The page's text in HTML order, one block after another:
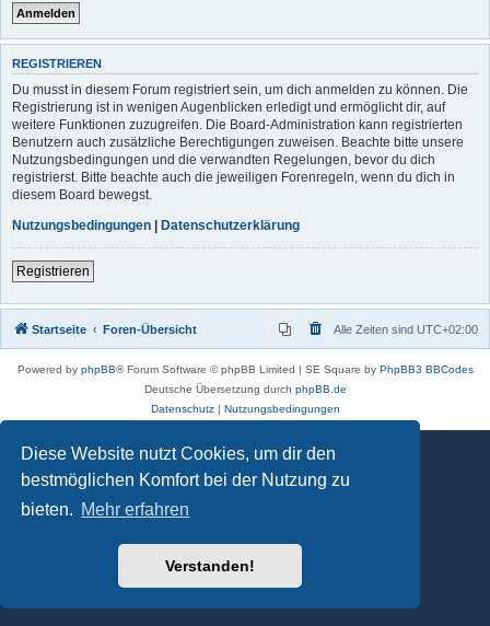
Diese Website nutzt Cookies, um dir den
bestmöglichen Komfort bei der Nutzung zu
bieten. Mehr erfahren
Verstanden!
REGISTRIEREN
Du musst in diesem Forum registriert sein, um dich anmelden zu können. Die
Registrierung ist in wenigen Augenblicken erledigt und ermöglicht dir, auf
weitere Funktionen zuzugreifen. Die Board-Administration kann registrierten
Benutzern auch zusätzliche Berechtigungen zuweisen. Beachte bitte unsere
Nutzungsbedingungen und die verwandten Regelungen, bevor du dich
registrierst. Bitte beachte auch die jeweiligen Forenregeln, wenn du dich in
diesem Board bewegst.
Nutzungsbedingungen | Datenschutzerklärung
Registrieren
Startseite Foren-Übersicht Alle Zeiten sind UTC+02:00
Powered by phpBB® Forum Software © phpBB Limited | SE Square by PhpBB3 BBCodes
Deutsche Übersetzung durch phpBB.de
Datenschutz| Nutzungsbedingungen